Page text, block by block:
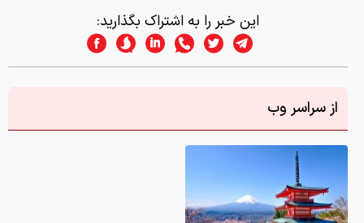
این خبر را به اشتراک بگذارید:
از سراسر وب